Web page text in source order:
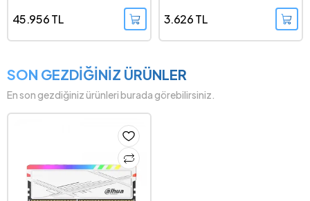
3.626 TL 11.232 TL
SON GEZDİĞİNİZ ÜRÜNLER
En son gezdiğiniz ürünleri burada görebilirsiniz.